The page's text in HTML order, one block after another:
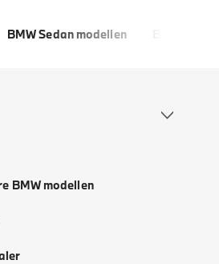
BMW Sedan modellen
BMW modellen